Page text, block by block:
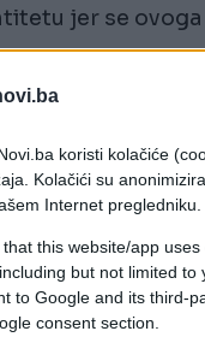
koristi kolačiće
Kolačići su
Internet
that this website/app
but not limited
to Google and its third-
consent section.
jer se
s razlikom od
Jelenu Trivić.
dobio 13
tisuće